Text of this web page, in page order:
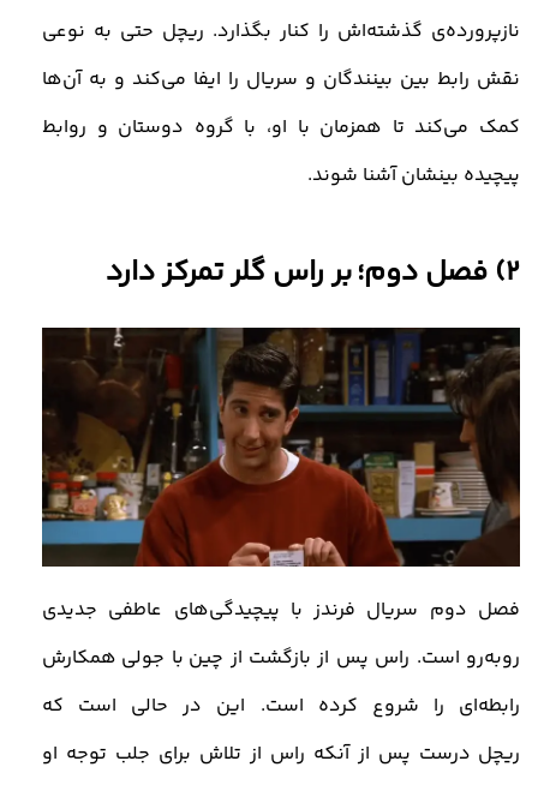
نازپرورده‌ی گذشته‌اش را کنار بگذارد. ریچل حتی به نوعی
نقش رابط بین بینندگان و سریال را ایفا می‌کند و به آن‌ها
کمک می‌کند تا همزمان با او، با گروه دوستان و روابط
پیچیده بینشان آشنا شوند.
2) فصل دوم؛ بر راس گلر تمرکز دارد
فصل دوم سریال فرندز با پیچیدگی‌های عاطفی جدیدی
روبه‌رو است. راس پس از بازگشت از چین با جولی همکارش
رابطه‌ای را شروع کرده است. این در حالی است که
ریچل درست پس از آنکه راس از تلاش برای جلب توجه او